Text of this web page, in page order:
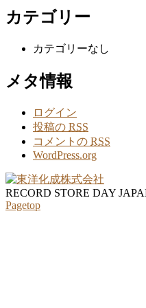
カテゴリー
カテゴリーなし
メタ情報
ログイン
投稿の RSS
コメントの RSS
WordPress.org
RECORD STORE DAY
Pagetop